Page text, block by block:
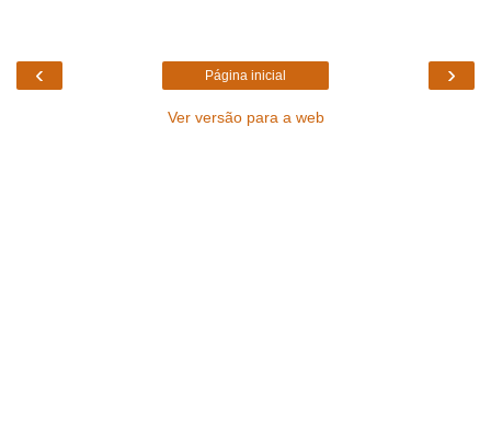
‹ ›
Página inicial
Ver versão para a web